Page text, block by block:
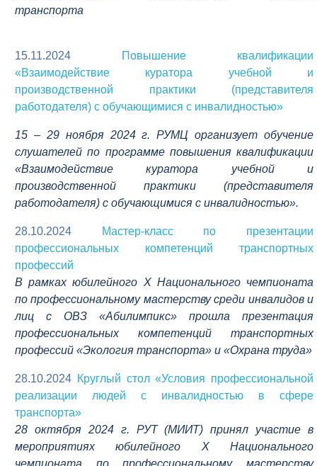
транспорта
15.11.2024
Повышение квалификации
«Взаимодействие куратора учебной и
производственной практики (представителя
работодателя) с обучающимися с инвалидностью»
15 – 29 ноября 2024 г. РУМЦ организует обучение
слушателей по программе повышения квалификации
«Взаимодействие куратора учебной и
производственной практики (представителя
работодателя) с обучающимися с инвалидностью».
28.10.2024
Мастер-класс по презентации
профессиональных компетенций транспортных
профессий
В рамках юбилейного Х Национального чемпионата
по профессиональному мастерству среди инвалидов и
лиц с ОВЗ «Абилимпикс» прошла презентация
профессиональных компетенций транспортных
профессий «Экология транспорта» и «Охрана труда»
28.10.2024 Круглый стол «Условия профессиональной
реализации людей с инвалидностью в сфере
транспорта»
28 октября 2024 г. РУТ (МИИТ) принял участие в
мероприятиях юбилейного Х Национального
чемпионата по профессиональному мастерству